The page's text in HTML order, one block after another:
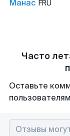
Манас FRU
Часто
Оставьте